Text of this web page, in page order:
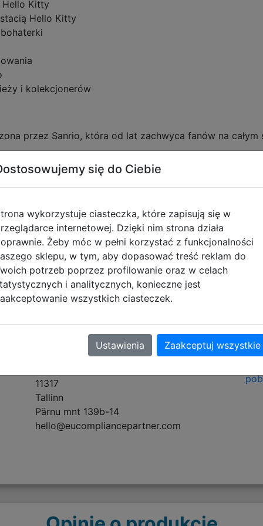
Kitty
Hello Kitty
i kolekcjonerów
przez Sanrio, która od lat zachwyca fanów na całym
roku i szybko stała się jedną z najbardziej
przyjazny wygląd sprawiły, że stała się symbolem
– od artykułów szkolnych po kolekcje
urokowi nieustannie zdobywa nowych fanów wśród
Hello Kitty to doskonałe połączenie praktyczności i
Kitty, który chce notować swoje pomysły w
zgodności
Osoba odpowiedzialna
eucomply OÜ
11317
Tallinn
Pärnu mnt 139b-14
hello@eucompliancepartner.com
się do Ciebie
wykorzystuje ciasteczka, które zapisują się w
internetowej. Dzięki nim strona działa
Żeby móc w pełni korzystać z funkcjonalności
sklepu, w tym, aby dopasować treść reklam do
potrzeb poprzez profilowanie oraz w celach
i analitycznych, konieczne jest
wszystkich ciasteczek.
Ustawienia Zaakceptuj wszystkie